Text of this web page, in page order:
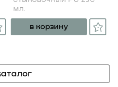
мл.
в корзину